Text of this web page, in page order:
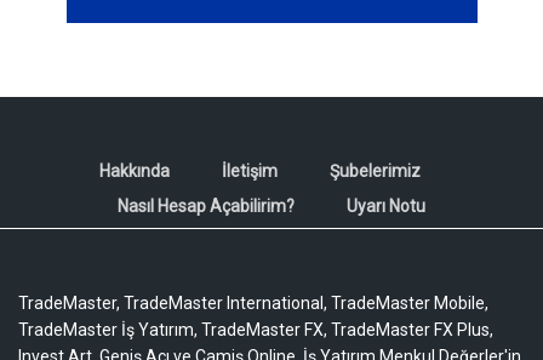
Hakkında İletişim
Şubelerimiz
Nasıl Hesap Açabilirim?
Uyarı Notu
TradeMaster, TradeMaster International, TradeMaster Mobile,
TradeMaster İş Yatırım, TradeMaster FX, TradeMaster FX Plus,
Invest Art, Geniş Açı ve Camiş Online, İş Yatırım Menkul Değerler'in